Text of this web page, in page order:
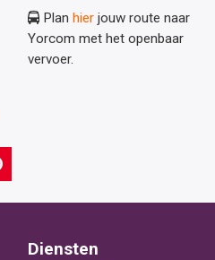
Plan hier jouw route naar
Yorcom met het openbaar
vervoer.
Diensten